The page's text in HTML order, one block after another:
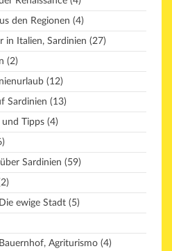
den Regionen (4)
in Italien, Sardinien (27)
(2)
(12)
Sardinien (13)
und Tipps (4)
Sardinien (59)
ewige Stadt (5)
Agriturismo (4)